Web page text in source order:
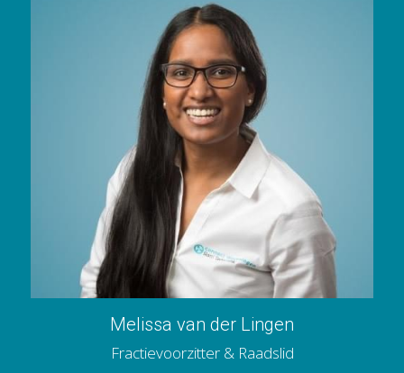
Melissa van der Lingen
Fractievoorzitter & Raadslid